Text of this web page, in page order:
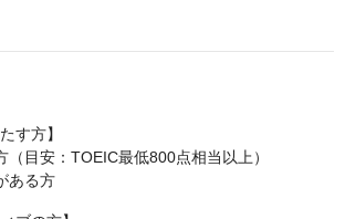
す方】
目安：TOEIC最低800点相当以上）
ある方